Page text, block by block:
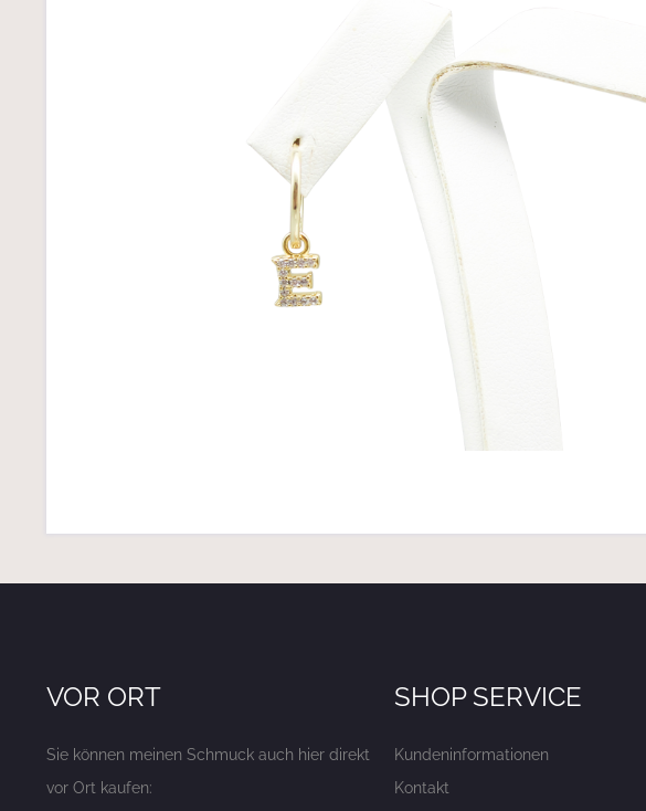
VOR ORT
Sie können meinen Schmuck auch hier direkt
vor Ort kaufen:
SHOP SERVICE
Kundeninformationen
Kontakt